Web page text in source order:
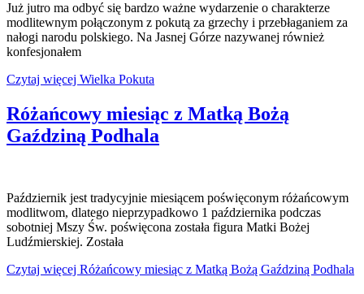
Już jutro ma odbyć się bardzo ważne wydarzenie o charakterze
modlitewnym połączonym z pokutą za grzechy i przebłaganiem za
nałogi narodu polskiego. Na Jasnej Górze nazywanej również
konfesjonałem
Czytaj więcej Wielka Pokuta
Różańcowy miesiąc z Matką Bożą
Gaździną Podhala
Październik jest tradycyjnie miesiącem poświęconym różańcowym
modlitwom, dlatego nieprzypadkowo 1 października podczas
sobotniej Mszy Św. poświęcona została figura Matki Bożej
Ludźmierskiej. Została
Czytaj więcej Różańcowy miesiąc z Matką Bożą Gaździną Podhala